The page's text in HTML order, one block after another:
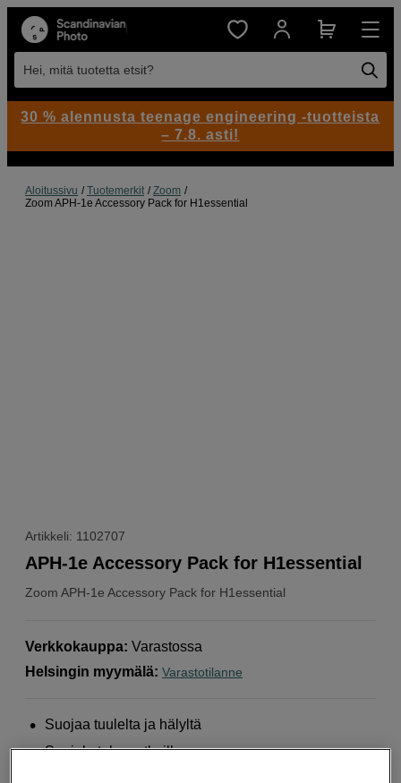
Hei, mitä tuotetta etsit?
Aloitussivu Tuotemerkit
Zoom
Zoom APH-1e Accessory Pack for H1essential
Artikkeli: 1102707
Zoom APH-1e Accessory Pack for H1essential
APH-1e Accessory Pack for H1essential
Verkkokauppa: Varastossa
Helsingin myymälä: Varastotilanne
Suojaa tuulelta ja hälyltä
Suojakotelo matkoille
30 % alennusta teenage engineering -tuotteista
– 7.8. asti!